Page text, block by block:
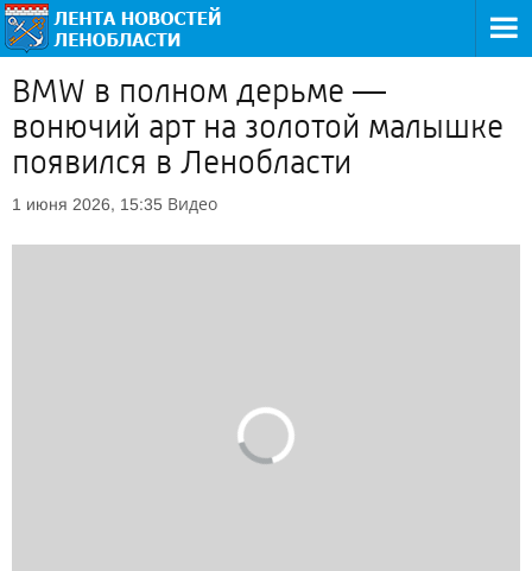
BMW в полном дерьме —
вонючий арт на золотой малышке
появился в Ленобласти
1 июня 2026, 15:35 Видео